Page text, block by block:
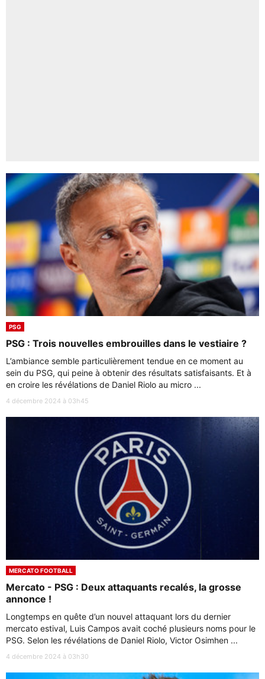
PSG
PSG : Trois nouvelles embrouilles dans le vestiaire ?
L’ambiance semble particulièrement tendue en ce moment au
sein du PSG, qui peine à obtenir des résultats satisfaisants. Et à
en croire les révélations de Daniel Riolo au micro ...
4 décembre 2024 à 03h45
MERCATO FOOTBALL
Mercato - PSG : Deux attaquants recalés, la grosse
annonce !
Longtemps en quête d’un nouvel attaquant lors du dernier
mercato estival, Luis Campos avait coché plusieurs noms pour le
PSG. Selon les révélations de Daniel Riolo, Victor Osimhen ...
4 décembre 2024 à 03h30